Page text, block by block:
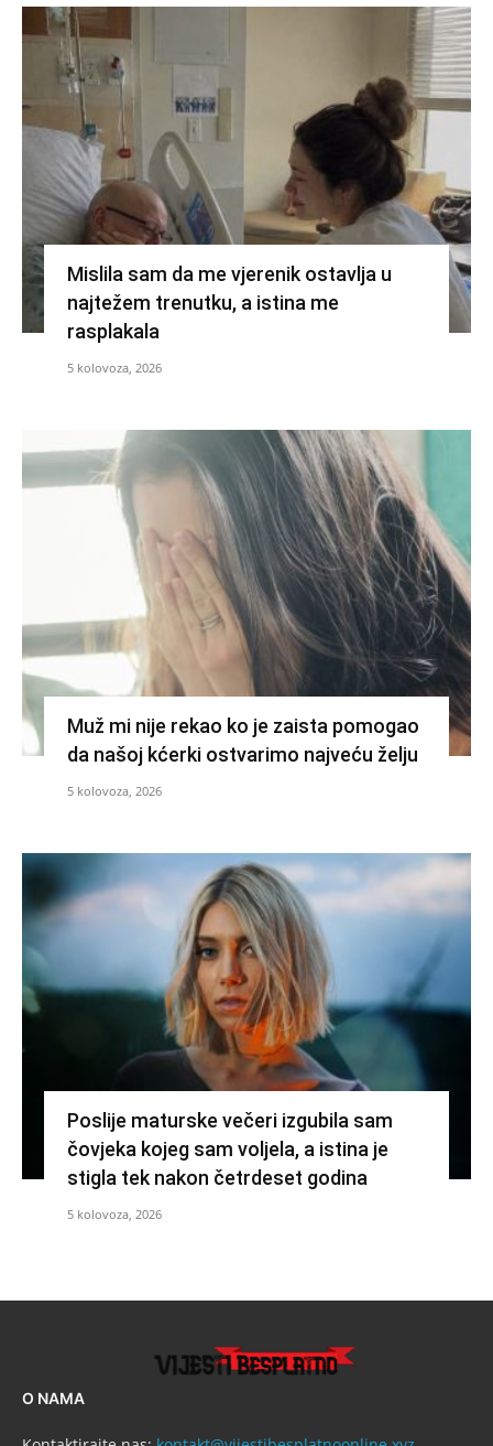
Mislila sam da me vjerenik ostavlja u
najtežem trenutku, a istina me
rasplakala
5 kolovoza, 2026
Muž mi nije rekao ko je zaista pomogao
da našoj kćerki ostvarimo najveću želju
5 kolovoza, 2026
Poslije maturske večeri izgubila sam
čovjeka kojeg sam voljela, a istina je
stigla tek nakon četrdeset godina
5 kolovoza, 2026
O NAMA